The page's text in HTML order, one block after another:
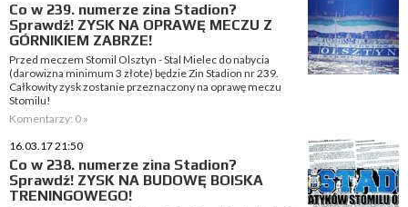
Co w 239. numerze zina Stadion?
Sprawdź! ZYSK NA OPRAWĘ MECZU Z
GÓRNIKIEM ZABRZE!
Przed meczem Stomil Olsztyn - Stal Mielec do nabycia
(darowizna minimum 3 złote) będzie Zin Stadion nr 239.
Całkowity zysk zostanie przeznaczony na oprawę meczu
Stomilu!
Komentarzy: 0 »
16.03.17 21:50
Co w 238. numerze zina Stadion?
Sprawdź! ZYSK NA BUDOWĘ BOISKA
TRENINGOWEGO!